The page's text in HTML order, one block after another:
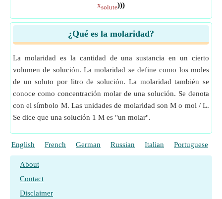
xsolute)))
¿Qué es la molaridad?
La molaridad es la cantidad de una sustancia en un cierto
volumen de solución. La molaridad se define como los moles
de un soluto por litro de solución. La molaridad también se
conoce como concentración molar de una solución. Se denota
con el símbolo M. Las unidades de molaridad son M o mol / L.
Se dice que una solución 1 M es "un molar".
English French German Russian Italian Portuguese
About
Contact
Disclaimer